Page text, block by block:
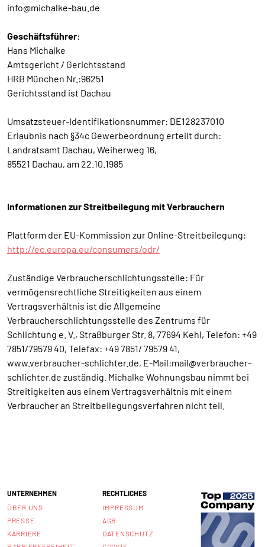
info@michalke-bau.de
Geschäftsführer:
Hans Michalke
Amtsgericht / Gerichtsstand
HRB München Nr.:96251
Gerichtsstand ist Dachau
Umsatzsteuer-Identifikationsnummer: DE128237010
Erlaubnis nach §34c Gewerbeordnung erteilt durch:
Landratsamt Dachau, Weiherweg 16,
85521 Dachau, am 22.10.1985
Informationen zur Streitbeilegung mit Verbrauchern
Plattform der EU-Kommission zur Online-Streitbeilegung:
http://ec.europa.eu/consumers/odr/
Zuständige Verbraucherschlichtungsstelle: Für
vermögensrechtliche Streitigkeiten aus einem
Vertragsverhältnis ist die Allgemeine
Verbraucherschlichtungsstelle des Zentrums für
Schlichtung e. V., Straßburger Str. 8, 77694 Kehl, Telefon: +49
7851/79579 40, Telefax: +49 7851/ 79579 41,
www.verbraucher-schlichter.de, E-Mail:mail@verbraucher-
schlichter.de zuständig. Michalke Wohnungsbau nimmt bei
Streitigkeiten aus einem Vertragsverhältnis mit einem
Verbraucher an Streitbeilegungsverfahren nicht teil.
UNTERNEHMEN
ÜBER UNS
PRESSE
KARRIERE
RECHTLICHES
IMPRESSUM
AGB
DATENSCHUTZ